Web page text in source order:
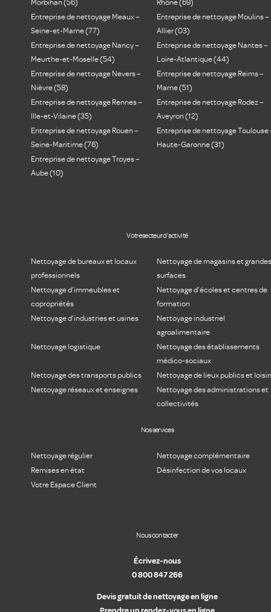
Morbihan (56)
Rhône (69)
Entreprise de nettoyage Meaux –
Seine-et-Marne (77)
Entreprise de nettoyage Moulins –
Allier (03)
Entreprise de nettoyage Nancy –
Meurthe-et-Moselle (54)
Entreprise de nettoyage Nantes –
Loire-Atlantique (44)
Entreprise de nettoyage Nevers –
Nièvre (58)
Entreprise de nettoyage Reims –
Marne (51)
Entreprise de nettoyage Rennes –
Ille-et-Vilaine (35)
Entreprise de nettoyage Rodez –
Aveyron (12)
Entreprise de nettoyage Rouen –
Seine-Maritime (76)
Entreprise de nettoyage Toulouse
Haute-Garonne (31)
Entreprise de nettoyage Troyes –
Aube (10)
Votre secteur d'activité
Nettoyage de bureaux et locaux
professionnels
Nettoyage de magasins et grandes
surfaces
Nettoyage d’immeubles et
copropriétés
Nettoyage d’écoles et centres de
formation
Nettoyage d’industries et usines
Nettoyage industriel
agroalimentaire
Nettoyage logistique
Nettoyage des établissements
médico-sociaux
Nettoyage des transports publics
Nettoyage de lieux publics et
Nettoyage réseaux et enseignes
Nettoyage des administrations et
collectivités
Nos services
Nettoyage régulier
Nettoyage complémentaire
Remises en état
Désinfection de vos locaux
Votre Espace Client
Nous contacter
Écrivez-nous
0 800 847 266
Devis gratuit de nettoyage en ligne